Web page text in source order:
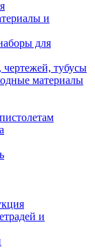
и
для
тубусы
материалы
и